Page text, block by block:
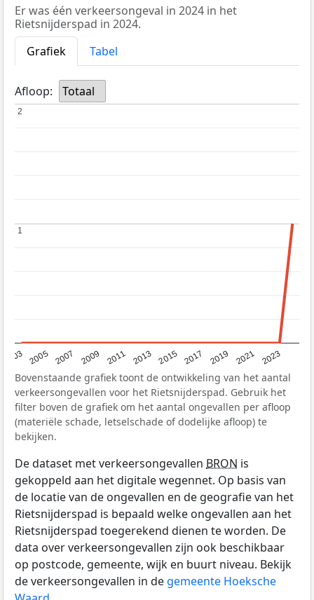
Er was één verkeersongeval in 2024 in het
Rietsnijderspad in 2024.
Grafiek
Tabel
Afloop: Totaal
2003 2005 2007 2009 2011 2013 2015 2017 2019 2021 2023
1
1
2
2
Bovenstaande grafiek toont de ontwikkeling van het aantal
verkeersongevallen voor het Rietsnijderspad. Gebruik het
filter boven de grafiek om het aantal ongevallen per afloop
(materiële schade, letselschade of dodelijke afloop) te
bekijken.
De dataset met verkeersongevallen BRON is
gekoppeld aan het digitale wegennet. Op basis van
de locatie van de ongevallen en de geografie van het
Rietsnijderspad is bepaald welke ongevallen aan het
Rietsnijderspad toegerekend dienen te worden. De
data over verkeersongevallen zijn ook beschikbaar
op postcode, gemeente, wijk en buurt niveau. Bekijk
de verkeersongevallen in de gemeente Hoeksche